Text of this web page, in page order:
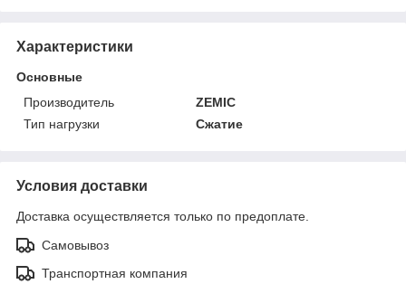
Характеристики
Основные
Производитель
ZEMIC
Тип нагрузки
Сжатие
Условия доставки
Доставка осуществляется только по предоплате.
Самовывоз
Транспортная компания